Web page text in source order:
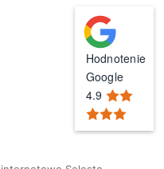
Hodnotenie
Google
4.9